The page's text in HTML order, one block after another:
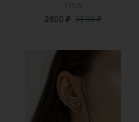
OSA
2800 ₽ 3500 ₽